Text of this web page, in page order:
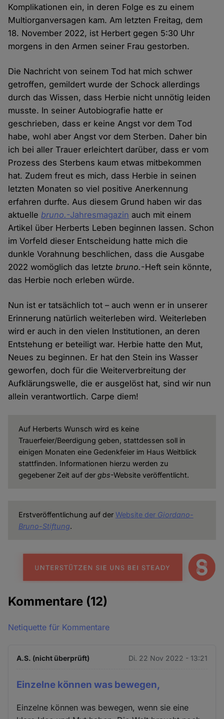
Komplikationen ein, in deren Folge es zu einem
Multiorganversagen kam. Am letzten Freitag, dem
18. November 2022, ist Herbert gegen 5:30 Uhr
morgens in den Armen seiner Frau gestorben.
Die Nachricht von seinem Tod hat mich schwer
getroffen, gemildert wurde der Schock allerdings
durch das Wissen, dass Herbie nicht unnötig leiden
musste. In seiner Autobiografie hatte er
geschrieben, dass er keine Angst vor dem Tod
habe, wohl aber Angst vor dem Sterben. Daher bin
ich bei aller Trauer erleichtert darüber, dass er vom
Prozess des Sterbens kaum etwas mitbekommen
hat. Zudem freut es mich, dass Herbie in seinen
letzten Monaten so viel positive Anerkennung
erfahren durfte. Aus diesem Grund haben wir das
aktuellebruno.-Jahresmagazin auch mit einem
Artikel über Herberts Leben beginnen lassen. Schon
im Vorfeld dieser Entscheidung hatte mich die
dunkle Vorahnung beschlichen, dass die Ausgabe
2022 womöglich das letztebruno.-Heft sein könnte,
das Herbie noch erleben würde.
Nun ist er tatsächlich tot – auch wenn er in unserer
Erinnerung natürlich weiterleben wird. Weiterleben
wird er auch in den vielen Institutionen, an deren
Entstehung er beteiligt war. Herbie hatte den Mut,
Neues zu beginnen. Er hat den Stein ins Wasser
geworfen, doch für die Weiterverbreitung der
Aufklärungswelle, die er ausgelöst hat, sind wir nun
allein verantwortlich. Carpe diem!
Auf Herberts Wunsch wird es keine
Trauerfeier/Beerdigung geben, stattdessen soll in
einigen Monaten eine Gedenkfeier im Haus Weitblick
stattfinden. Informationen hierzu werden zu
gegebener Zeit auf der gbs-Website veröffentlicht.
Erstveröffentlichung auf der Website der Giordano-
Bruno-Stiftung.
Kommentare (12)
Netiquette für Kommentare
A.S. (nicht überprüft) Di. 22 Nov 2022 - 13:21
Einzelne können was bewegen,
Einzelne können was bewegen, wenn sie eine